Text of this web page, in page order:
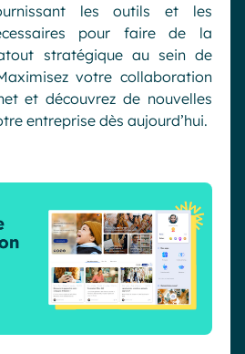
les outils et les
pour faire de la
stratégique au sein de
votre collaboration
et découvrez de nouvelles
entreprise dès aujourd’hui.